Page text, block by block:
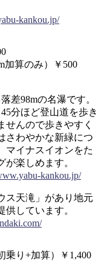
kankou.jp/
算のみ）￥500
差98mの名瀑です。
分ほど登山道を歩き
せんので歩きやすく
さわやかな新緑につ
マイナスイオンをた
楽しめます。
kankou.jp/
ス天滝」があり地元
しています。
乗り+加算）￥1,400